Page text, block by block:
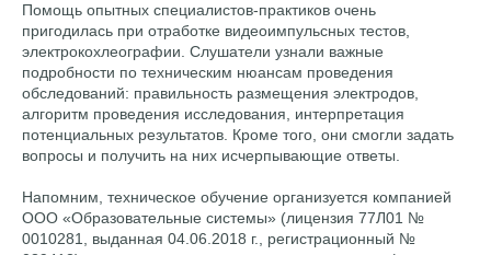
Помощь опытных специалистов-практиков очень
пригодилась при отработке видеоимпульсных тестов,
электрокохлеографии. Слушатели узнали важные
подробности по техническим нюансам проведения
обследований: правильность размещения электродов,
алгоритм проведения исследования, интерпретация
потенциальных результатов. Кроме того, они смогли задать
вопросы и получить на них исчерпывающие ответы.
Напомним, техническое обучение организуется компанией
ООО «Образовательные системы» (лицензия 77Л01 №
0010281, выданная 04.06.2018 г., регистрационный №